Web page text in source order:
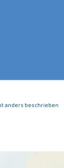
anders beschrieben